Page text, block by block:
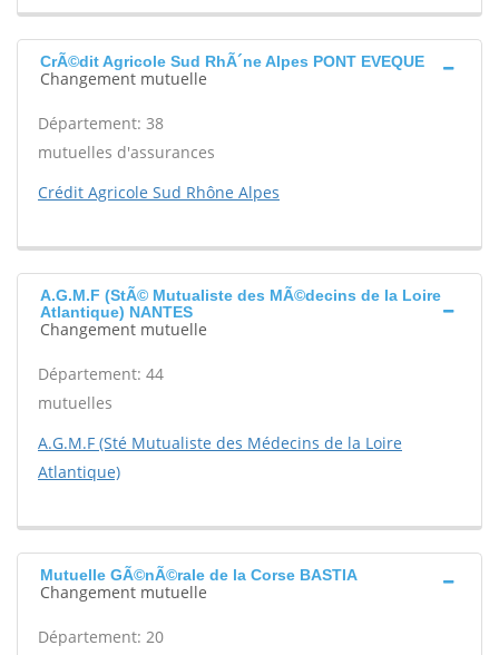
CrÃ©dit Agricole Sud RhÃ´ne Alpes PONT EVEQUE
Changement mutuelle
Département: 38
mutuelles d'assurances
Crédit Agricole Sud Rhône Alpes
A.G.M.F (StÃ© Mutualiste des MÃ©decins de la Loire
Atlantique) NANTES
Changement mutuelle
Département: 44
mutuelles
A.G.M.F (Sté Mutualiste des Médecins de la Loire
Atlantique)
Mutuelle GÃ©nÃ©rale de la Corse BASTIA
Changement mutuelle
Département: 20